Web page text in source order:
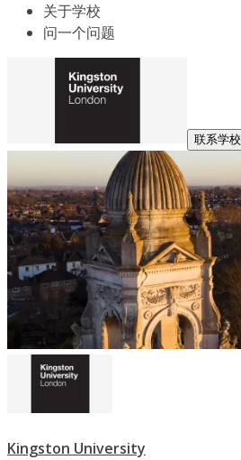
关于学校
问一个问题
联系学校
Kingston University